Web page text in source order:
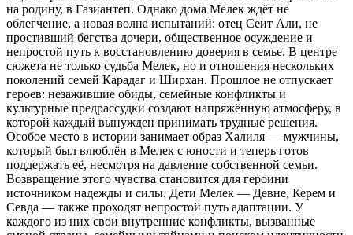
на родину, в Газиантеп. Однако дома Мелек ждёт не
облегчение, а новая волна испытаний: отец Сеит Али, не
простивший бегства дочери, общественное осуждение и
непростой путь к восстановлению доверия в семье. В центре
сюжета не только судьба Мелек, но и отношения нескольких
поколений семей Карадаг и Ширхан. Прошлое не отпускает
героев: незажившие обиды, семейные конфликты и
культурные предрассудки создают напряжённую атмосферу, в
которой каждый вынужден принимать трудные решения.
Особое место в истории занимает образ Халиля — мужчины,
который был влюблён в Мелек с юности и теперь готов
поддержать её, несмотря на давление собственной семьи.
Возвращение этого чувства становится для героини
источником надежды и силы. Дети Мелек — Девне, Керем и
Севда — также проходят непростой путь адаптации. У
каждого из них свои внутренние конфликты, вызванные